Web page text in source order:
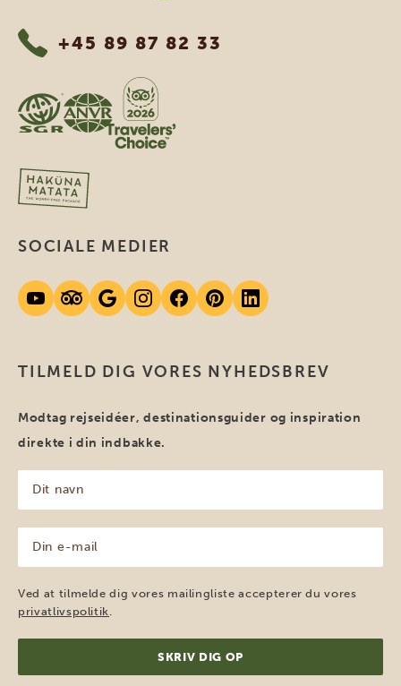
+45 89 87 82 33
TILMELD DIG VORES NYHEDSBREV
Modtag rejseidéer, destinationsguider og inspiration
direkte i din indbakke.
navn
(Påkrævet)
mail
(Påkrævet)
Ved at tilmelde dig vores mailingliste accepterer du vores
privatlivspolitik
SOCIALE MEDIER